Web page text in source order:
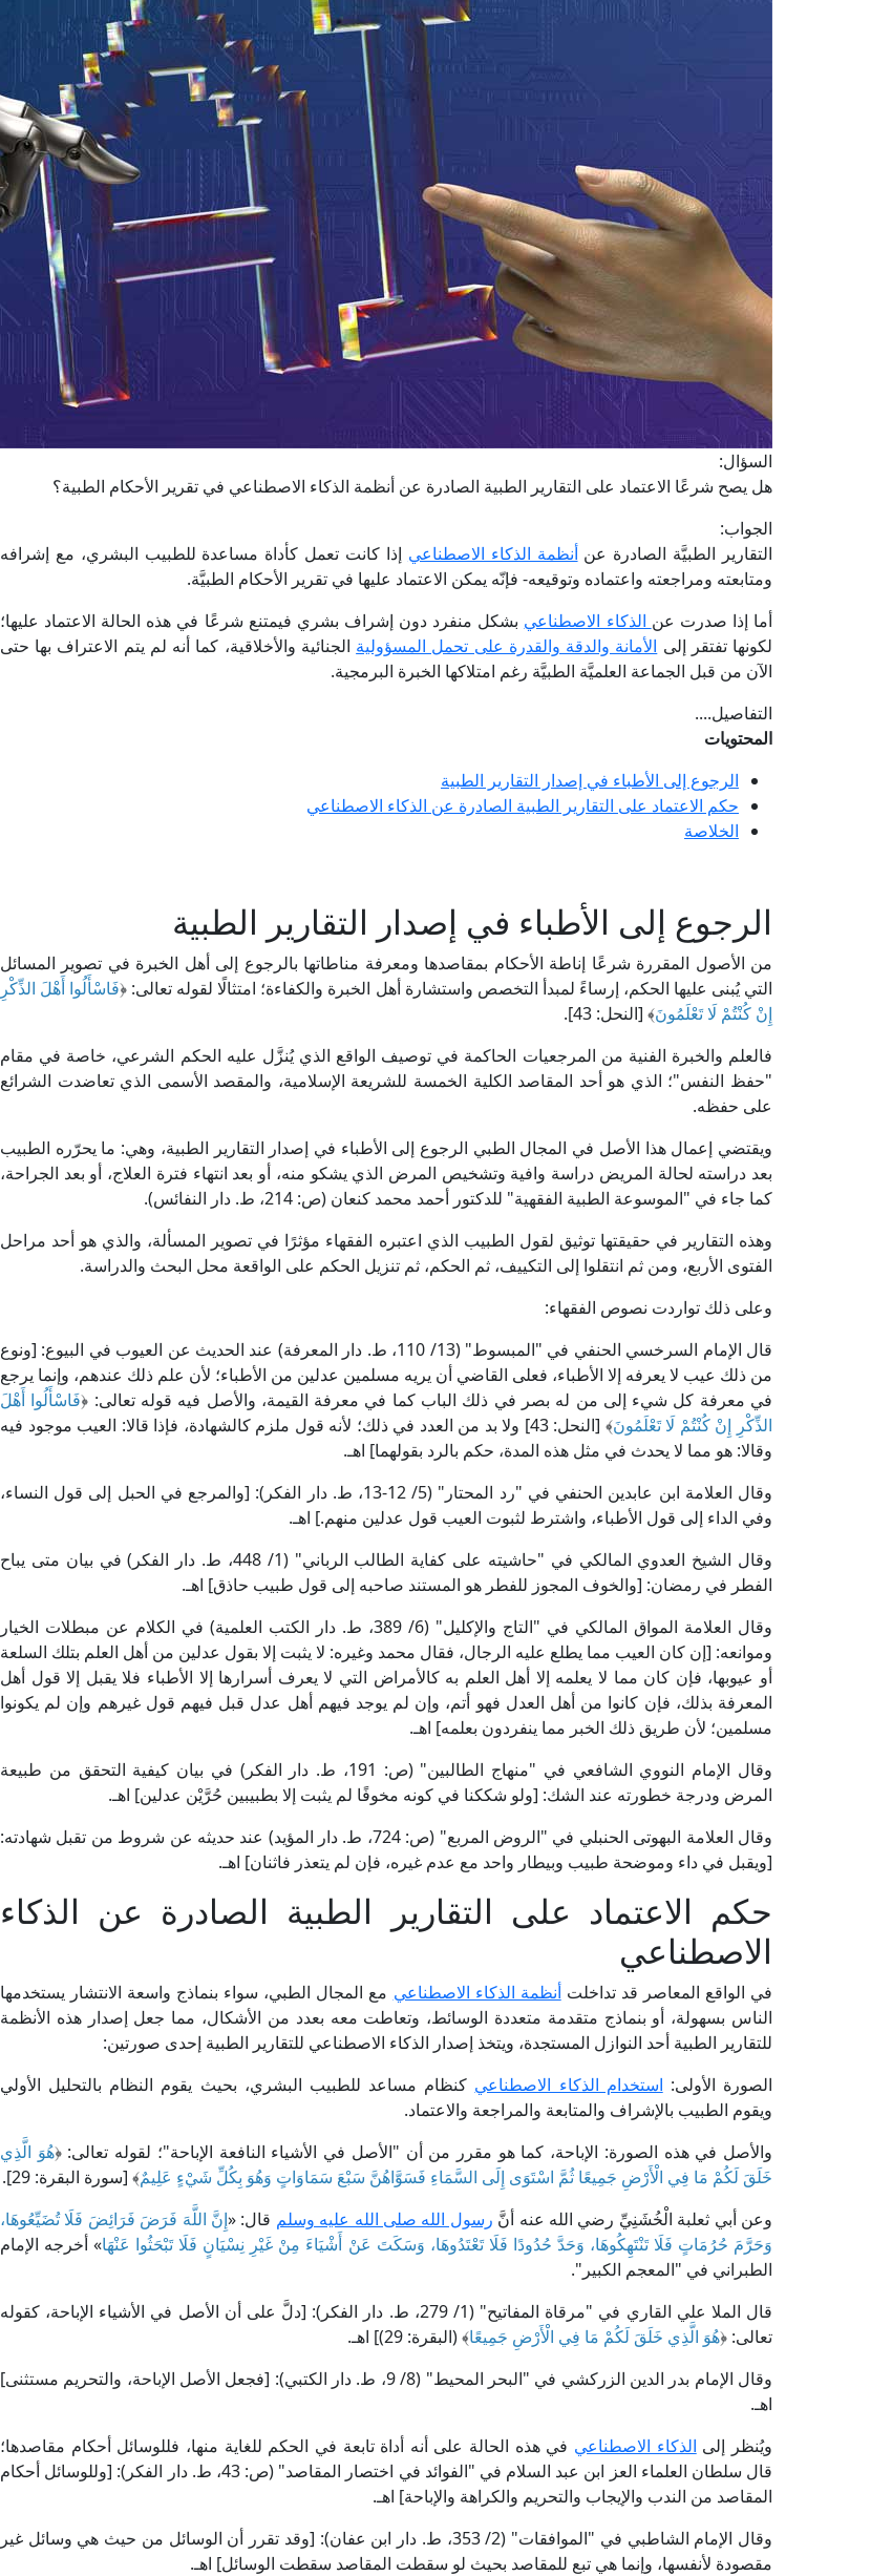
السؤال:
هل يصح شرعًا الاعتماد على التقارير الطبية الصادرة عن أنظمة الذكاء الاصطناعي في تقرير الأحكام الطبية؟
الجواب:
التقارير الطبيَّة الصادرة عنأنظمة الذكاء الاصطناعي إذا كانت تعمل كأداة مساعدة للطبيب البشري، مع إشرافه
ومتابعته ومراجعته واعتماده وتوقيعه- فإنّه يمكن الاعتماد عليها في تقرير الأحكام الطبيَّة.
أما إذا صدرت عن الذكاء الاصطناعي بشكل منفرد دون إشراف بشري فيمتنع شرعًا في هذه الحالة الاعتماد عليها؛
لكونها تفتقر إلى الأمانة والدقة والقدرة على تحمل المسؤولية الجنائية والأخلاقية، كما أنه لم يتم الاعتراف بها حتى
الآن من قبل الجماعة العلميَّة الطبيَّة رغم امتلاكها الخبرة البرمجية.
التفاصيل....
المحتويات
الرجوع إلى الأطباء في إصدار التقارير الطبية
حكم الاعتماد على التقارير الطبية الصادرة عن الذكاء الاصطناعي
الخلاصة
الرجوع إلى الأطباء في إصدار التقارير الطبية
من الأصول المقررة شرعًا إناطة الأحكام بمقاصدها ومعرفة مناطاتها بالرجوع إلى أهل الخبرة في تصوير المسائل
التي يُبنى عليها الحكم، إرساءً لمبدأ التخصص واستشارة أهل الخبرة والكفاءة؛ امتثالًا لقوله تعالى: ﴿فَاسْأَلُوا أَهْلَ الذِّكْرِ
إِنْ كُنْتُمْ لَا تَعْلَمُونَ﴾ [النحل: 43].
فالعلم والخبرة الفنية من المرجعيات الحاكمة في توصيف الواقع الذي يُنزَّل عليه الحكم الشرعي، خاصة في مقام
"حفظ النفس"؛ الذي هو أحد المقاصد الكلية الخمسة للشريعة الإسلامية، والمقصد الأسمى الذي تعاضدت الشرائع
على حفظه.
ويقتضي إعمال هذا الأصل في المجال الطبي الرجوع إلى الأطباء في إصدار التقارير الطبية، وهي: ما يحرّره الطبيب
بعد دراسته لحالة المريض دراسة وافية وتشخيص المرض الذي يشكو منه، أو بعد انتهاء فترة العلاج، أو بعد الجراحة،
كما جاء في "الموسوعة الطبية الفقهية" للدكتور أحمد محمد كنعان (ص: 214، ط. دار النفائس).
وهذه التقارير في حقيقتها توثيق لقول الطبيب الذي اعتبره الفقهاء مؤثرًا في تصوير المسألة، والذي هو أحد مراحل
الفتوى الأربع، ومن ثم انتقلوا إلى التكييف، ثم الحكم، ثم تنزيل الحكم على الواقعة محل البحث والدراسة.
وعلى ذلك تواردت نصوص الفقهاء:
قال الإمام السرخسي الحنفي في "المبسوط" (13/ 110، ط. دار المعرفة) عند الحديث عن العيوب في البيوع: [ونوع
من ذلك عيب لا يعرفه إلا الأطباء، فعلى القاضي أن يريه مسلمين عدلين من الأطباء؛ لأن علم ذلك عندهم، وإنما يرجع
في معرفة كل شيء إلى من له بصر في ذلك الباب كما في معرفة القيمة، والأصل فيه قوله تعالى: ﴿فَاسْأَلُوا أَهْلَ
الذِّكْرِ إِنْ كُنْتُمْ لَا تَعْلَمُونَ
﴾ [النحل: 43] ولا بد من العدد في ذلك؛ لأنه قول ملزم كالشهادة، فإذا قالا: العيب موجود فيه
وقالا: هو مما لا يحدث في مثل هذه المدة، حكم بالرد بقولهما] اهـ.
وقال العلامة ابن عابدين الحنفي في "رد المحتار" (5/ 12-13، ط. دار الفكر): [والمرجع في الحبل إلى قول النساء،
وفي الداء إلى قول الأطباء، واشترط لثبوت العيب قول عدلين منهم.] اهـ.
وقال الشيخ العدوي المالكي في "حاشيته على كفاية الطالب الرباني" (1/ 448، ط. دار الفكر) في بيان متى يباح
الفطر في رمضان: [والخوف المجوز للفطر هو المستند صاحبه إلى قول طبيب حاذق] اهـ.
وقال العلامة المواق المالكي في "التاج والإكليل" (6/ 389، ط. دار الكتب العلمية) في الكلام عن مبطلات الخيار
وموانعه: [إن كان العيب مما يطلع عليه الرجال، فقال محمد وغيره: لا يثبت إلا بقول عدلين من أهل العلم بتلك السلعة
أو عيوبها، فإن كان مما لا يعلمه إلا أهل العلم به كالأمراض التي لا يعرف أسرارها إلا الأطباء فلا يقبل إلا قول أهل
المعرفة بذلك، فإن كانوا من أهل العدل فهو أتم، وإن لم يوجد فيهم أهل عدل قبل فيهم قول غيرهم وإن لم يكونوا
مسلمين؛ لأن طريق ذلك الخبر مما ينفردون بعلمه] اهـ.
وقال الإمام النووي الشافعي في "منهاج الطالبين" (ص: 191، ط. دار الفكر) في بيان كيفية التحقق من طبيعة
المرض ودرجة خطورته عند الشك: [ولو شككنا في كونه مخوفًا لم يثبت إلا بطبيبين حُرَّيْن عدلين] اهـ.
وقال العلامة البهوتى الحنبلي في "الروض المربع" (ص: 724، ط. دار المؤيد) عند حديثه عن شروط من تقبل شهادته:
[ويقبل في داء وموضحة طبيب وبيطار واحد مع عدم غيره، فإن لم يتعذر فاثنان] اهـ.
حكم الاعتماد على التقارير الطبية الصادرة عن الذكاء
الاصطناعي
في الواقع المعاصر قد تداخلتأنظمة الذكاء الاصطناعي مع المجال الطبي، سواء بنماذج واسعة الانتشار يستخدمها
الناس بسهولة، أو بنماذج متقدمة متعددة الوسائط، وتعاطت معه بعدد من الأشكال، مما جعل إصدار هذه الأنظمة
للتقارير الطبية أحد النوازل المستجدة، ويتخذ إصدار الذكاء الاصطناعي للتقارير الطبية إحدى صورتين:
الصورة الأولى: استخدام الذكاء الاصطناعي كنظام مساعد للطبيب البشري، بحيث يقوم النظام بالتحليل الأولي
ويقوم الطبيب بالإشراف والمتابعة والمراجعة والاعتماد.
والأصل في هذه الصورة: الإباحة، كما هو مقرر من أن "الأصل في الأشياء النافعة الإباحة"؛ لقوله تعالى: ﴿هُوَ الَّذِي
خَلَقَ لَكُمْ مَا فِي الْأَرْضِ جَمِيعًا ثُمَّ اسْتَوَى إِلَى السَّمَاءِ فَسَوَّاهُنَّ سَبْعَ سَمَاوَاتٍ وَهُوَ بِكُلِّ شَيْءٍ عَلِيمٌ﴾ [سورة البقرة: 29].
وعن أبي ثعلبة الْخُشَنِيِّ رضي الله عنه أنَّ رسول الله صلى الله عليه وسلم قال: «إِنَّ اللَّهَ فَرَضَ فَرَائِضَ فَلَا تُضَيِّعُوهَا،
وَحَرَّمَ حُرُمَاتٍ فَلَا تَنْتَهِكُوهَا، وَحَدَّ حُدُودًا فَلَا تَعْتَدُوهَا، وَسَكَتَ عَنْ أَشْيَاءَ مِنْ غَيْرِ نِسْيَانٍ فَلَا تَبْحَثُوا عَنْهَا» أخرجه الإمام
الطبراني في "المعجم الكبير".
قال الملا علي القاري في "مرقاة المفاتيح" (1/ 279، ط. دار الفكر): [دلَّ على أن الأصل في الأشياء الإباحة، كقوله
تعالى: ﴿هُوَ الَّذِي خَلَقَ لَكُمْ مَا فِي الْأَرْضِ جَمِيعًا﴾ (البقرة: 29)] اهـ.
وقال الإمام بدر الدين الزركشي في "البحر المحيط" (8/ 9، ط. دار الكتبي): [فجعل الأصل الإباحة، والتحريم مستثنى]
اهـ.
ويُنظر إلى الذكاء الاصطناعي في هذه الحالة على أنه أداة تابعة في الحكم للغاية منها، فللوسائل أحكام مقاصدها؛
قال سلطان العلماء العز ابن عبد السلام في "الفوائد في اختصار المقاصد" (ص: 43، ط. دار الفكر): [وللوسائل أحكام
المقاصد من الندب والإيجاب والتحريم والكراهة والإباحة] اهـ.
وقال الإمام الشاطبي في "الموافقات" (2/ 353، ط. دار ابن عفان): [وقد تقرر أن الوسائل من حيث هي وسائل غير
مقصودة لأنفسها، وإنما هي تبع للمقاصد بحيث لو سقطت المقاصد سقطت الوسائل] اهـ.